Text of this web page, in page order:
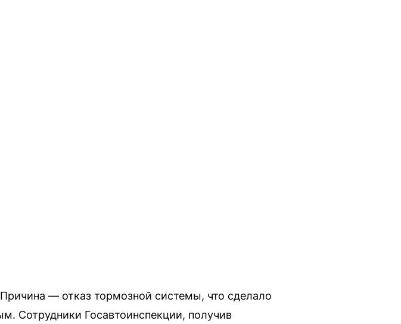
— отказ тормозной системы, что сделало
Сотрудники Госавтоинспекции, получив